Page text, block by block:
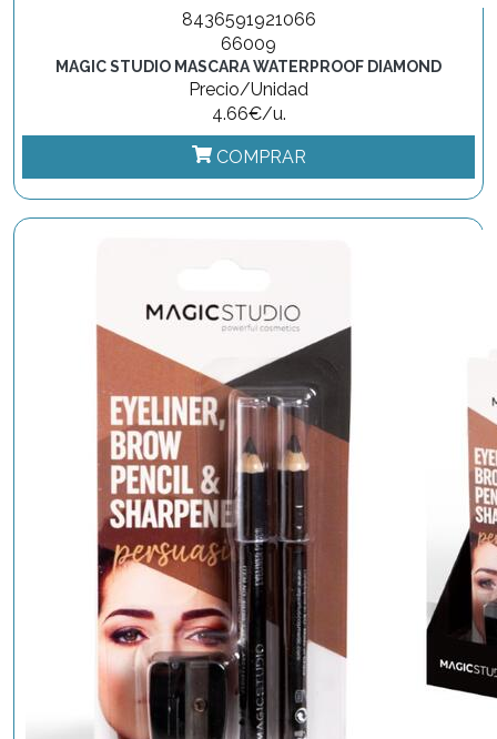
8436591921066
66009
MAGIC STUDIO MASCARA WATERPROOF DIAMOND
Precio/Unidad
4.66€/u.
COMPRAR